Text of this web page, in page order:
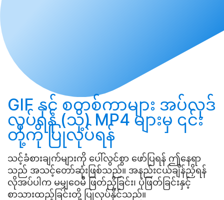
GIF နှင့် စတစ်ကာများ အပ်လုဒ်
လုပ်ရန်(သို့) MP4 များမှ ၎င်း
တို့ကိုပြုလုပ်ရန်
သင့်ခံစားချက်များကို ပေါ်လွင်စွာ ဖော်ပြရန် ဤနေရာ
သည် အသင့်တော်ဆုံးဖြစ်သည်။ အနည်းငယ်ချိန်ညှိရန်
လိုအပ်ပါက မမျှဝေမီ ဖြတ်ညှိခြင်း၊ ပုံဖြတ်ခြင်းနှင့်
စာသားထည့်ခြင်းတို့ ပြုလုပ်နိုင်သည်။